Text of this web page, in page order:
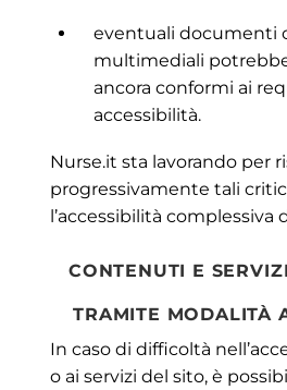
eventuali documenti
multimediali
ancora conformi ai
accessibilità.
Nurse.it sta lavorando per
progressivamente tali
l’accessibilità complessiva
CONTENUTI E
TRAMITE MODALITÀ
In caso di difficoltà
o ai servizi del sito, è